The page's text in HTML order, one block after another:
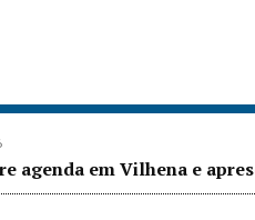
agenda em Vilhena e